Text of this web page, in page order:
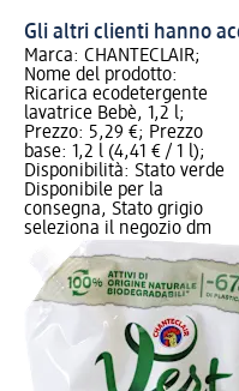
Gli altri clienti hanno
Marca: CHANTECLAIR;
Nome del prodotto:
Ricarica ecodetergente
lavatrice Bebè, 1,2 l;
Prezzo: 5,29 €; Prezzo
base: 1,2 l (4,41 € / 1 l);
Disponibilità: Stato verde
Disponibile per la
consegna, Stato grigio
seleziona il negozio dm